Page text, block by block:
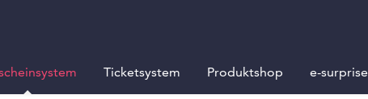
Ticketsystem Produktshop e-surprise